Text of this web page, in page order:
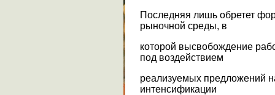
Последняя лишь обретет
рыночной среды, в
которой высвобождение
под воздействием
реализуемых предложений
интенсификации